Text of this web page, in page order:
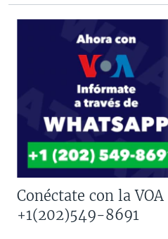
Conéctate con la
+1(202)549-8691